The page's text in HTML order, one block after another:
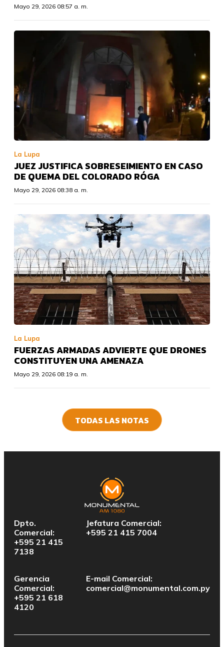
Mayo 29, 2026 08:57 a. m.
La Lupa
JUEZ JUSTIFICA SOBRESEIMIENTO EN CASO
DE QUEMA DEL COLORADO RÓGA
Mayo 29, 2026 08:38 a. m.
La Lupa
FUERZAS ARMADAS ADVIERTE QUE DRONES
CONSTITUYEN UNA AMENAZA
Mayo 29, 2026 08:19 a. m.
TODAS LAS NOTAS
Dpto.
Comercial:
+595 21 415
7138
Jefatura Comercial:
+595 21 415 7004
Gerencia
Comercial:
+595 21 618
4120
E-mail Comercial:
comercial@monumental.com.py